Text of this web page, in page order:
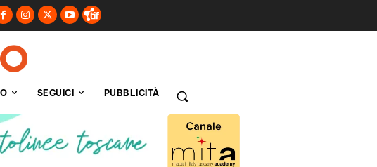
SEGUICI PUBBLICITÀ